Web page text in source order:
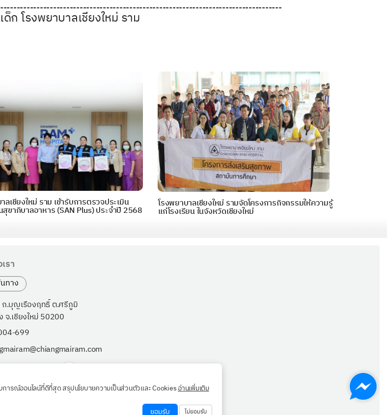
บการณ์ออนไลน์ที่ดีที่สุด สรุปนโยบายความเป็นส่วนตัวและ Cookiesอ่านเพิ่มเติม
ยอมรับ
ไม่ยอมรับ
โรงพยาบาลเชียงใหม่ ราม
ลเชียงใหม่ ราม เข้ารับการตรวจประเมิน
ขาภิบาลอาหาร (SAN Plus) ประจำปี 2568
โรงพยาบาลเชียงใหม่ รามจัดโครงการกิจกรรมให้ความรู้
แก่โรงเรียน ในจังหวัดเชียงใหม่
รา
ทาง
ถ.บุญเรืองฤทธิ์ ต.ศรีภูมิ
จ.เชียงใหม่ 50200
699